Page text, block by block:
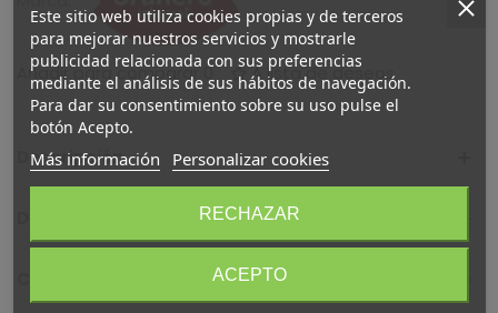
Añadir para comparar 0 A lista de deseos
Descripción
Detalles del producto
Este sitio web utiliza cookies propias y de terceros
para mejorar nuestros servicios y mostrarle
publicidad relacionada con sus preferencias
mediante el análisis de sus hábitos de navegación.
Para dar su consentimiento sobre su uso pulse el
botón Acepto.
Más información Personalizar cookies
RECHAZAR
ACEPTO